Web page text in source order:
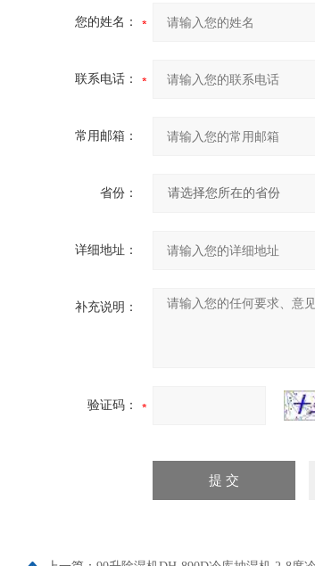
您的姓名：
联系电话：
常用邮箱：
省份：
详细地址：
补充说明：
验证码：